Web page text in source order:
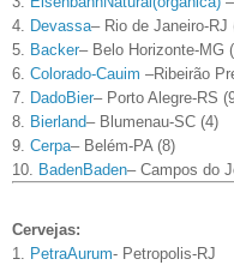
4. Devassa– Rio de Janeiro-RJ
5. Backer– Belo Horizonte-MG
6. Colorado-Cauim –Ribeirão
7. DadoBier– Porto Alegre-RS
8. Bierland– Blumenau-SC (4)
9. Cerpa– Belém-PA (8)
10. BadenBaden– Campos do
Cervejas:
1. PetraAurum- Petropolis-RJ